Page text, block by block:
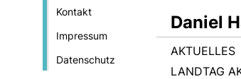
Kontakt
Impressum
Datenschutz
Daniel
AKTUELLES
LANDTAG